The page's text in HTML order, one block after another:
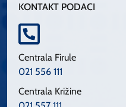
KONTAKT PODACI
Centrala Firule
021 556 111
Centrala Križine